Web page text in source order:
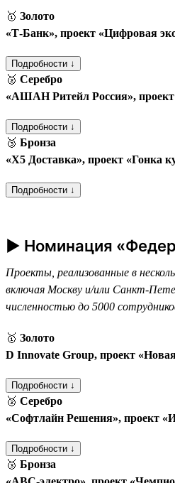
🥇 Золото
«Т‑Банк», проект «Цифровая
Подробности ↓
🥈 Серебро
«АШАН Ритейл Россия»,
Подробности ↓
🥉 Бронза
«Х5 Доставка», проект «Гонка
Подробности ↓
► Номинация
Проекты, реализованные в
включая Москву и/или Санкт-
численностью до 5000
🥇 Золото
D Innovate Group, проект
Подробности ↓
🥈 Серебро
«Софтлайн Решения», проект
Подробности ↓
🥉 Бронза